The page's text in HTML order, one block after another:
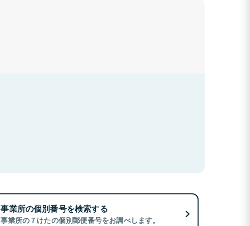
事業所の個別番号を検索する
事業所の７けたの個別郵便番号をお調べします。